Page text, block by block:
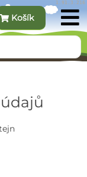
Košík
1.91.3.216